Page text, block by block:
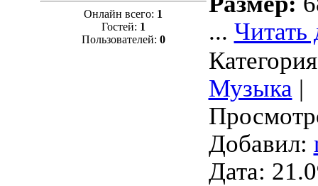
Онлайн всего: 1
Гостей: 1
Пользователей: 0
... Читать
Музыка |
Добавил:
Дата: